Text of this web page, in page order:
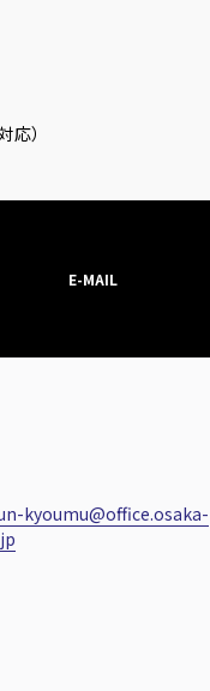
応）
E-MAIL
kyoumu@office.osaka-